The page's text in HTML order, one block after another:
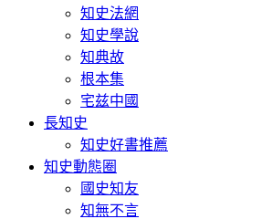
知史法網
知史學說
知典故
根本集
宅兹中國
長知史
知史好書推薦
知史動態圈
國史知友
知無不言